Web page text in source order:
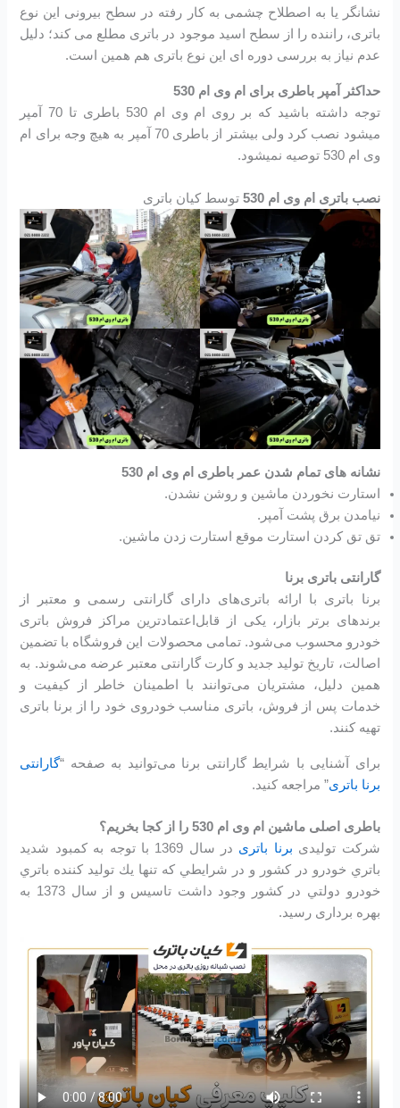
نشانگر یا به اصطلاح چشمی به کار رفته در سطح بیرونی این نوع
باتری، راننده را از سطح اسید موجود در باتری مطلع می کند؛ دلیل
عدم نیاز به بررسی دوره ای این نوع باتری هم همین است.
حداکثر آمپر باطری برای ام وی ام 530
توجه داشته باشید که بر روی ام وی ام 530 باطری تا 70 آمپر
میشود نصب کرد ولی بیشتر از باطری 70 آمپر به هیچ وجه برای ام
وی ام 530 توصیه نمیشود.
نصب باتری ام وی ام 530 توسط کیان باتری
نشانه های تمام شدن عمر باطری ام وی ام 530
استارت نخوردن ماشین و روشن نشدن.
نیامدن برق پشت آمپر.
تق تق کردن استارت موقع استارت زدن ماشین.
گارانتی باتری برنا
برنا باتری با ارائه باتری‌های دارای گارانتی رسمی و معتبر از
برندهای برتر بازار، یکی از قابل‌اعتمادترین مراکز فروش باتری
خودرو محسوب می‌شود. تمامی محصولات این فروشگاه با تضمین
اصالت، تاریخ تولید جدید و کارت گارانتی معتبر عرضه می‌شوند. به
همین دلیل، مشتریان می‌توانند با اطمینان خاطر از کیفیت و
خدمات پس از فروش، باتری مناسب خودروی خود را از برنا باتری
تهیه کنند.
برای آشنایی با شرایط گارانتی برنا می‌توانید به صفحه “گارانتی
برنا باتری” مراجعه کنید.
باطری اصلی ماشین ام وی ام 530 را از کجا بخریم؟
شرکت تولیدی برنا باتری
در سال 1369 با توجه به كمبود شديد
باتري خودرو در كشور و در شرايطي كه تنها يك توليد كننده باتري
خودرو دولتي در كشور وجود داشت تاسیس و از سال 1373 به
بهره برداری رسید.